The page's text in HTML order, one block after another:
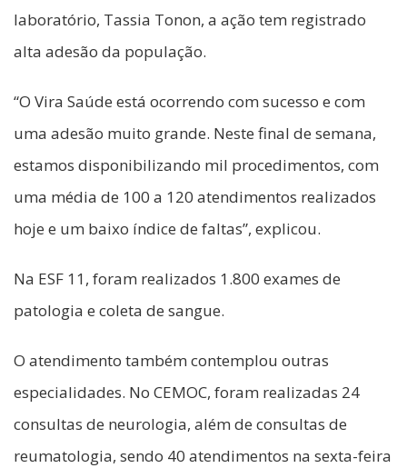
laboratório, Tassia Tonon, a ação tem registrado
alta adesão da população.
“O Vira Saúde está ocorrendo com sucesso e com
uma adesão muito grande. Neste final de semana,
estamos disponibilizando mil procedimentos, com
uma média de 100 a 120 atendimentos realizados
hoje e um baixo índice de faltas”, explicou.
Na ESF 11, foram realizados 1.800 exames de
patologia e coleta de sangue.
O atendimento também contemplou outras
especialidades. No CEMOC, foram realizadas 24
consultas de neurologia, além de consultas de
reumatologia, sendo 40 atendimentos na sexta-feira